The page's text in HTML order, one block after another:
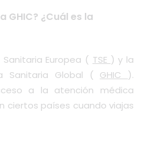
GHIC? ¿Cuál es la
Sanitaria Europea ( TSE ) y la
Sanitaria Global ( GHIC ).
a la atención médica
ciertos países cuando viajas